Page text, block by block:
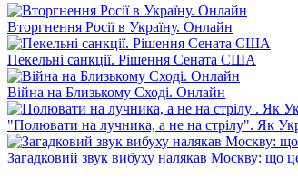
Вторгнення Росії в Україну. Онлайн
Пекельні санкції. Рішення Сената США
Війна на Близькому Сході. Онлайн
"Полювати на лучника, а не на стрілу". Як
Загадковий звук вибуху налякав Москву: що